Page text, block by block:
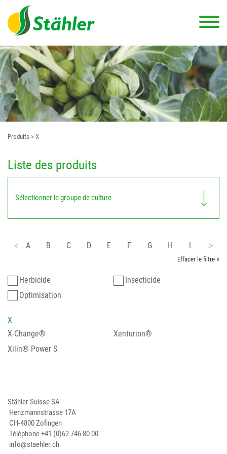
Produits > X
Liste des produits
Sélectionner le groupe de culture
A B C D E F G H I J
Effacer le filtre ×
Herbicide
Insecticide
Optimisation
X
X-Change®
Xenturion®
Xilin® Power S
Stähler Suisse SA
Henzmannstrasse 17A
CH-4800 Zofingen
Téléphone+41 (0)62 746 80 00
info@staehler.ch